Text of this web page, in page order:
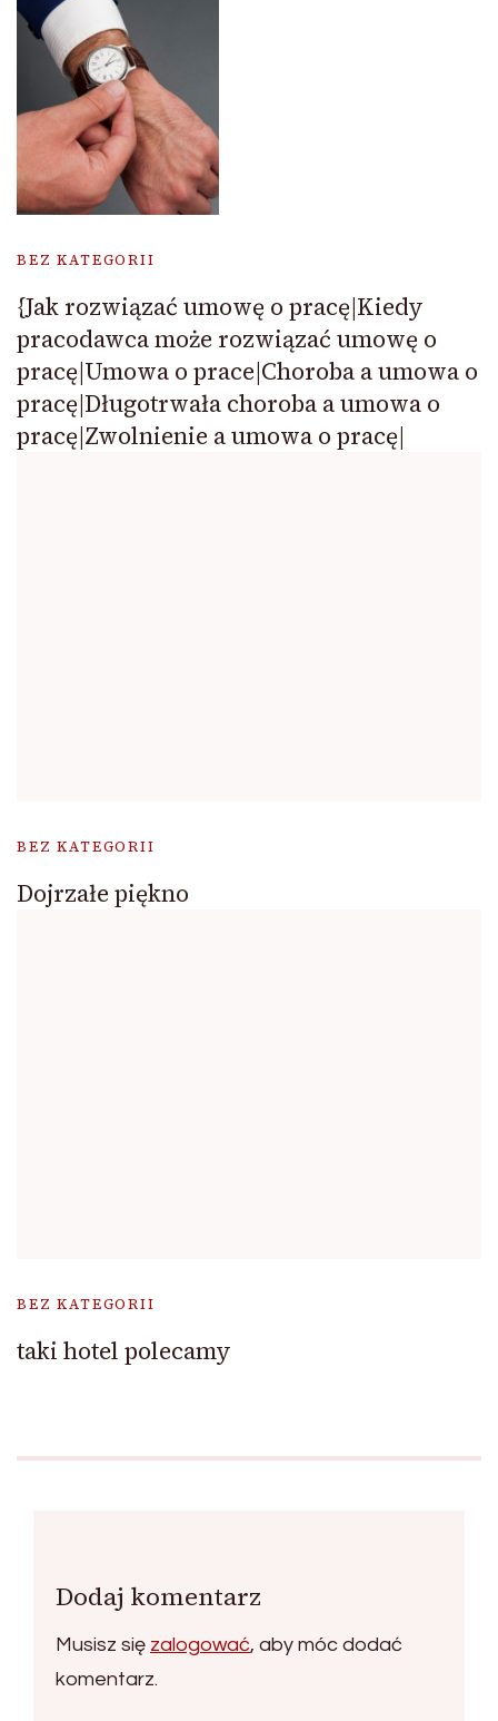
BEZ KATEGORII
{Jak rozwiązać umowę o pracę|Kiedy
pracodawca może rozwiązać umowę o
pracę|Umowa o prace|Choroba a umowa o
pracę|Długotrwała choroba a umowa o
pracę|Zwolnienie a umowa o pracę|
BEZ KATEGORII
Dojrzałe piękno
BEZ KATEGORII
taki hotel polecamy
Dodaj komentarz
Musisz się zalogować, aby móc dodać
komentarz.